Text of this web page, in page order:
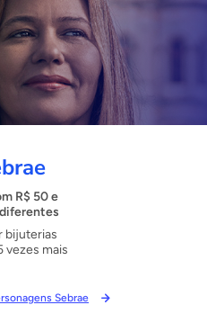
R$ 50 e
bijuterias
vezes mais
Sebrae